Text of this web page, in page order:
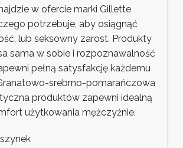
w ofercie marki Gillette
potrzebuje, aby osiągnąć
lub seksowny zarost. Produkty
sama w sobie i rozpoznawalność
pełną satysfakcję każdemu
srebrno-pomarańczowa
produktów zapewni idealną
użytkowania mężczyźnie.